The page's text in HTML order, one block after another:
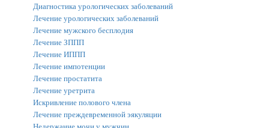
Диагностика урологических заболеваний
Лечение урологических заболеваний
Лечение мужского бесплодия
Лечение ЗППП
Лечение ИППП
Лечение импотенции
Лечение простатита
Лечение уретрита
Искривление полового члена
Лечение преждевременной эякуляции